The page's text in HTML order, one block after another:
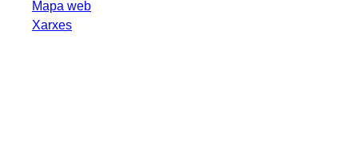
Mapa web
Xarxes